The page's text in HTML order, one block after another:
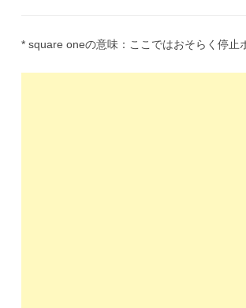
* square oneの意味：ここではおそらく停止